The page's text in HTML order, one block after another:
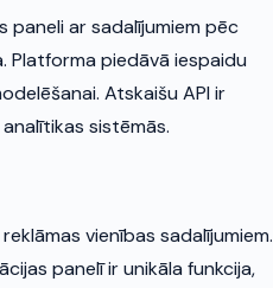
ar sadalījumiem pēc
Platforma piedāvā iespaidu
Atskaišu API ir
sistēmās.
vienības sadalījumiem.
panelī ir unikāla funkcija,